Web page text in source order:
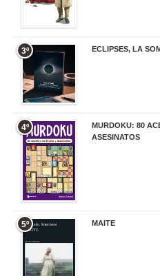
3º ECLIPSES, LA
4º
MURDOKU: 80
ASESINATOS
5º MAITE